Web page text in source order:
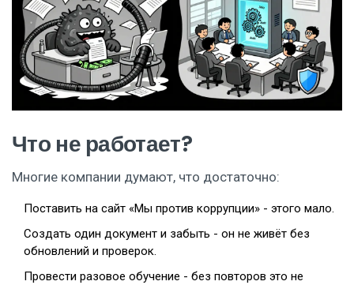
Что не работает?
Многие компании думают, что достаточно:
Поставить на сайт «Мы против коррупции» - этого мало.
Создать один документ и забыть - он не живёт без
обновлений и проверок.
Провести разовое обучение - без повторов это не